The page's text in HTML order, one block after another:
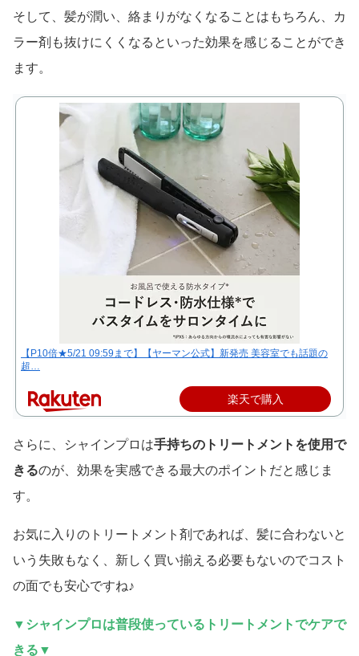
そして、髪が潤い、絡まりがなくなることはもちろん、カ
ラー剤も抜けにくくなるといった効果を感じることができ
ます。
【P10倍★5/21 09:59まで】【ヤーマン公式】新発売 美容室でも話題の
超…
楽天で購入
さらに、シャインプロは手持ちのトリートメントを使用で
きるのが、効果を実感できる最大のポイントだと感じま
す。
お気に入りのトリートメント剤であれば、髪に合わないと
いう失敗もなく、新しく買い揃える必要もないのでコスト
の面でも安心ですね♪
▼ シャインプロは普段使っているトリートメントでケアで
きる▼